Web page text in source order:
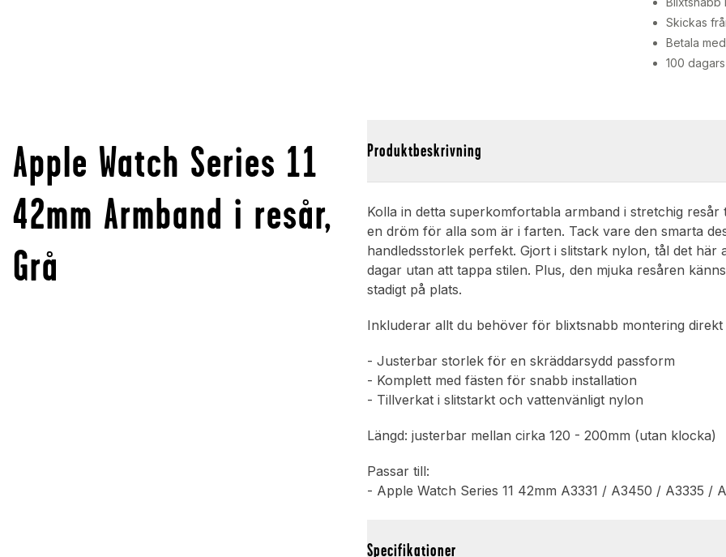
Skickas
Betala
100
Apple Watch Series 11
42mm Armband i resår,
Grå
Produktbeskrivning
Kolla in detta superkomfortabla armband i stretchig
en dröm för alla som är i farten. Tack vare den smarta
handledsstorlek perfekt. Gjort i slitstark nylon, tål det här
dagar utan att tappa stilen. Plus, den mjuka resåren
stadigt på plats.
Inkluderar allt du behöver för blixtsnabb montering direkt
- Justerbar storlek för en skräddarsydd passform
- Komplett med fästen för snabb installation
- Tillverkat i slitstarkt och vattenvänligt nylon
Längd: justerbar mellan cirka 120 - 200mm (utan klocka)
Passar till:
- Apple Watch Series 11 42mm A3331 / A3450 / A3335 /
Specifikationer